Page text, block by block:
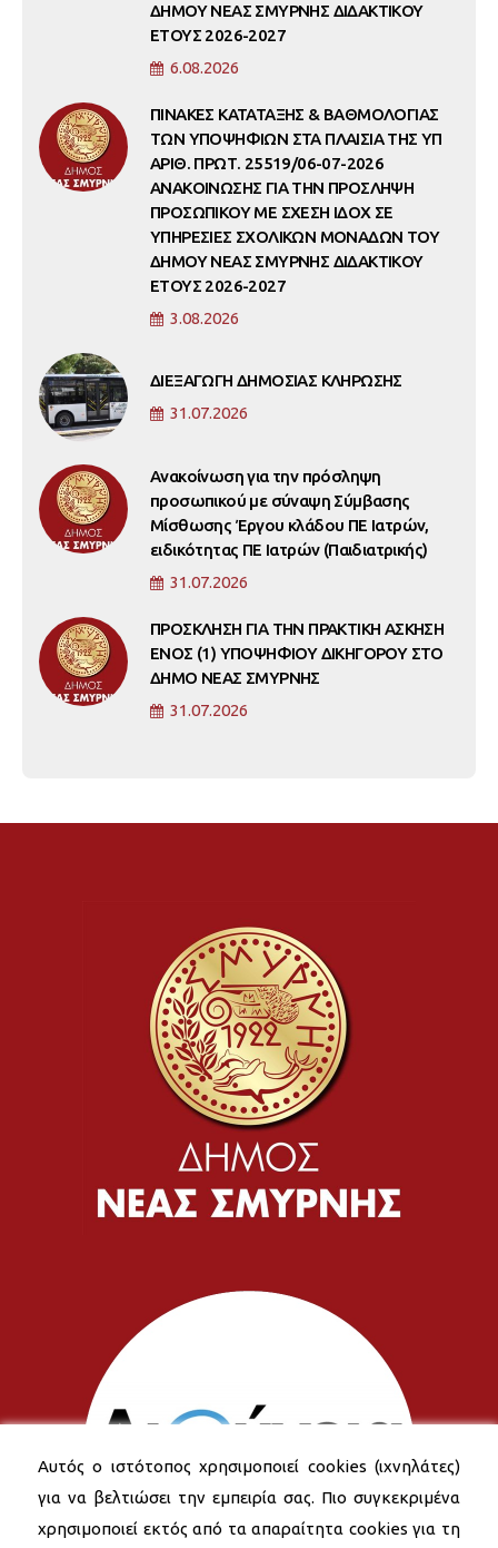
ΔΗΜΟΥ ΝΕΑΣ ΣΜΥΡΝΗΣ ΔΙΔΑΚΤΙΚΟΥ
ΕΤΟΥΣ 2026-2027
6.08.2026
ΠΙΝΑΚΕΣ ΚΑΤΑΤΑΞΗΣ & ΒΑΘΜΟΛΟΓΙΑΣ
ΤΩΝ ΥΠΟΨΗΦΙΩΝ ΣΤΑ ΠΛΑΙΣΙΑ ΤΗΣ ΥΠ
ΑΡΙΘ. ΠΡΩΤ. 25519/06-07-2026
ΑΝΑΚΟΙΝΩΣΗΣ ΓΙΑ ΤΗΝ ΠΡΟΣΛΗΨΗ
ΠΡΟΣΩΠΙΚΟΥ ΜΕ ΣΧΕΣΗ ΙΔΟΧ ΣΕ
ΥΠΗΡΕΣΙΕΣ ΣΧΟΛΙΚΩΝ ΜΟΝΑΔΩΝ ΤΟΥ
ΔΗΜΟΥ ΝΕΑΣ ΣΜΥΡΝΗΣ ΔΙΔΑΚΤΙΚΟΥ
ΕΤΟΥΣ 2026-2027
3.08.2026
ΔΙΕΞΑΓΩΓΗ ΔΗΜΟΣΙΑΣ ΚΛΗΡΩΣΗΣ
31.07.2026
Ανακοίνωση για την πρόσληψη
προσωπικού με σύναψη Σύμβασης
Μίσθωσης Έργου κλάδου ΠΕ Ιατρών,
ειδικότητας ΠΕ Ιατρών (Παιδιατρικής)
31.07.2026
ΠΡΟΣΚΛΗΣΗ ΓΙΑ ΤΗΝ ΠΡΑΚΤΙΚΗ ΑΣΚΗΣΗ
ΕΝΟΣ (1) ΥΠΟΨΗΦΙΟΥ ΔΙΚΗΓΟΡΟΥ ΣΤΟ
ΔΗΜΟ ΝΕΑΣ ΣΜΥΡΝΗΣ
31.07.2026
Αυτός ο ιστότοπος χρησιμοποιεί cookies (ιχνηλάτες)
για να βελτιώσει την εμπειρία σας. Πιο συγκεκριμένα
χρησιμοποιεί εκτός από τα απαραίτητα cookies για τη